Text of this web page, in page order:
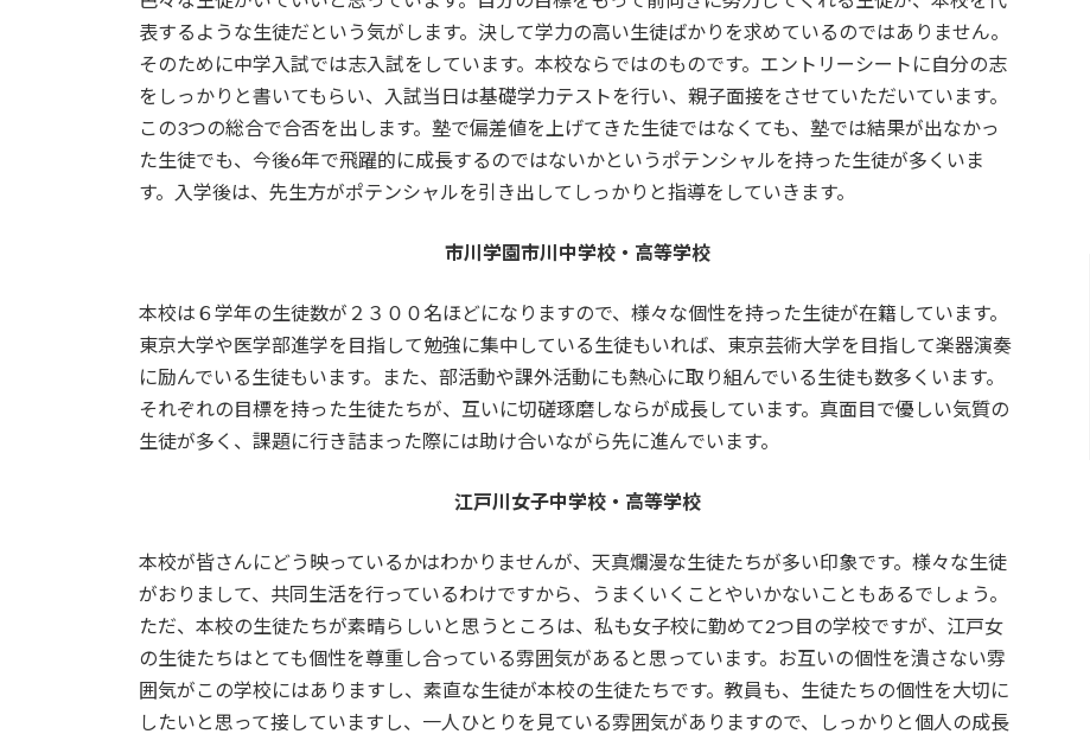
表するような生徒だという気がします。決して学力の高い生徒ばかりを求めているのではありません。
そのために中学入試では志入試をしています。本校ならではのものです。エントリーシートに自分の志
をしっかりと書いてもらい、入試当日は基礎学力テストを行い、親子面接をさせていただいています。
この3つの総合で合否を出します。塾で偏差値を上げてきた生徒ではなくても、塾では結果が出なかっ
た生徒でも、今後6年で飛躍的に成長するのではないかというポテンシャルを持った生徒が多くいま
す。入学後は、先生方がポテンシャルを引き出してしっかりと指導をしていきます。
市川学園市川中学校・高等学校
本校は６学年の生徒数が２３００名ほどになりますので、様々な個性を持った生徒が在籍しています。
東京大学や医学部進学を目指して勉強に集中している生徒もいれば、東京芸術大学を目指して楽器演奏
に励んでいる生徒もいます。また、部活動や課外活動にも熱心に取り組んでいる生徒も数多くいます。
それぞれの目標を持った生徒たちが、互いに切磋琢磨しならが成長しています。真面目で優しい気質の
生徒が多く、課題に行き詰まった際には助け合いながら先に進んでいます。
江戸川女子中学校・高等学校
本校が皆さんにどう映っているかはわかりませんが、天真爛漫な生徒たちが多い印象です。様々な生徒
がおりまして、共同生活を行っているわけですから、うまくいくことやいかないこともあるでしょう。
ただ、本校の生徒たちが素晴らしいと思うところは、私も女子校に勤めて2つ目の学校ですが、江戸女
の生徒たちはとても個性を尊重し合っている雰囲気があると思っています。お互いの個性を潰さない雰
囲気がこの学校にはありますし、素直な生徒が本校の生徒たちです。教員も、生徒たちの個性を大切に
したいと思って接していますし、一人ひとりを見ている雰囲気がありますので、しっかりと個人の成長